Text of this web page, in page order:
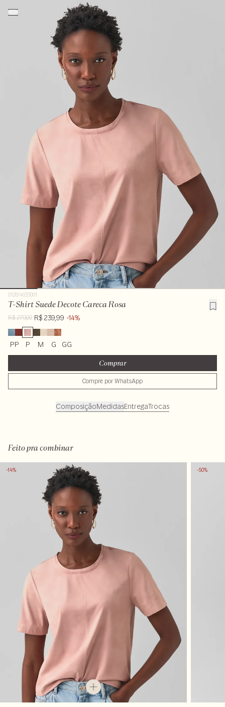
012614033001
T-Shirt Suede Decote Careca Rosa
R$ 279,00 R$ 239,99 -14%
PP P M G GG
Comprar
Compre por WhatsApp
ComposiçãoMedidasEntregaTrocas
Feito pra combinar
-14% -50%